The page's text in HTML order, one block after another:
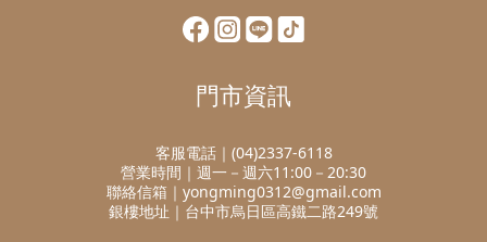
門市資訊
客服電話｜(04)2337-6118
營業時間｜週一－週六11:00－20:30
聯絡信箱｜yongming0312@gmail.com
銀樓地址｜台中市烏日區高鐵二路249號